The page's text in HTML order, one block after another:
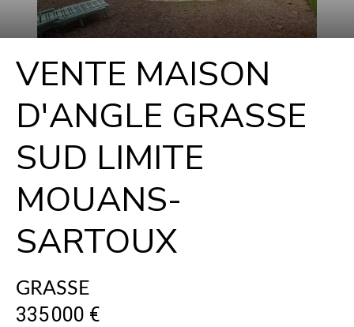
VENTE MAISON
D'ANGLE GRASSE
SUD LIMITE
MOUANS-
SARTOUX
GRASSE
335 000 €